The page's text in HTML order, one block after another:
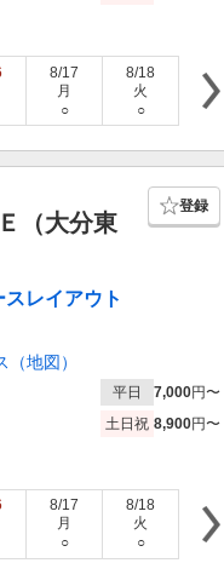
8/17
月
○
8/18
火
○
8/19
水
（大分東
登録
レイアウト
（地図）
平日 7,000円〜
土日祝 8,900円〜
8/17
月
○
8/18
火
○
8/19
水